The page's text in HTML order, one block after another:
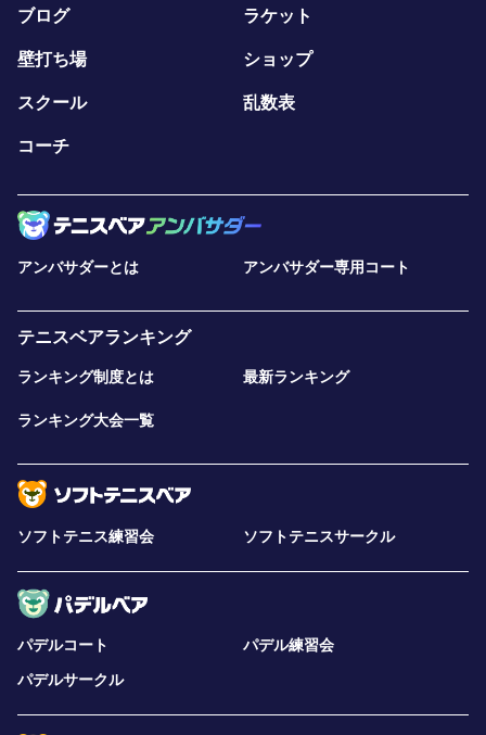
ブログ ラケット
壁打ち場 ショップ
スクール 乱数表
コーチ
アンバサダーとは アンバサダー専用コート
テニスベアランキング
ランキング制度とは 最新ランキング
ランキング大会一覧
ソフトテニス練習会 ソフトテニスサークル
パデルコート
パデル練習会
パデルサークル